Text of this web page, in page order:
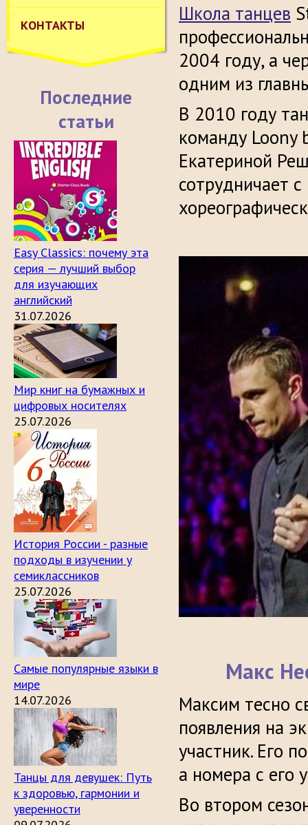
КОНТАКТЫ
Последние
статьи
Easy Classics: почему эта
серия — лучший выбор
для изучающих
английский
31.07.2026
Мир книг на бумажных и
цифровых носителях
25.07.2026
История России - разные
подходы в изучении у
семиклассников
25.07.2026
Самые популярные языки в
мире
14.07.2026
Танцы для девушек: Путь
к здоровью, гармонии и
уверенности
Школа танцев
2004 году, а
одним из
В 2010 году
команду Loony
Екатериной
сотрудничает
Макс
Максим тесно
появления на
участник. Его
а номера с его
Во втором